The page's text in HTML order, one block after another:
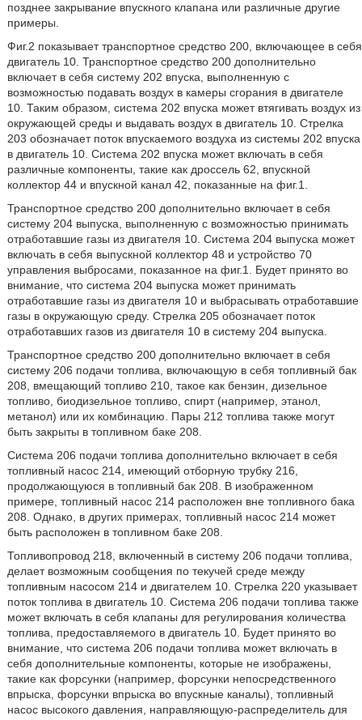
позднее закрывание впускного клапана или различные другие
примеры.
Фиг.2 показывает транспортное средство 200, включающее в себя
двигатель 10. Транспортное средство 200 дополнительно
включает в себя систему 202 впуска, выполненную с
возможностью подавать воздух в камеры сгорания в двигателе
10. Таким образом, система 202 впуска может втягивать воздух из
окружающей среды и выдавать воздух в двигатель 10. Стрелка
203 обозначает поток впускаемого воздуха из системы 202 впуска
в двигатель 10. Система 202 впуска может включать в себя
различные компоненты, такие как дроссель 62, впускной
коллектор 44 и впускной канал 42, показанные на фиг.1.
Транспортное средство 200 дополнительно включает в себя
систему 204 выпуска, выполненную с возможностью принимать
отработавшие газы из двигателя 10. Система 204 выпуска может
включать в себя выпускной коллектор 48 и устройство 70
управления выбросами, показанное на фиг.1. Будет принято во
внимание, что система 204 выпуска может принимать
отработавшие газы из двигателя 10 и выбрасывать отработавшие
газы в окружающую среду. Стрелка 205 обозначает поток
отработавших газов из двигателя 10 в систему 204 выпуска.
Транспортное средство 200 дополнительно включает в себя
систему 206 подачи топлива, включающую в себя топливный бак
208, вмещающий топливо 210, такое как бензин, дизельное
топливо, биодизельное топливо, спирт (например, этанол,
метанол) или их комбинацию. Пары 212 топлива также могут
быть закрыты в топливном баке 208.
Система 206 подачи топлива дополнительно включает в себя
топливный насос 214, имеющий отборную трубку 216,
продолжающуюся в топливный бак 208. В изображенном
примере, топливный насос 214 расположен вне топливного бака
208. Однако, в других примерах, топливный насос 214 может
быть расположен в топливном баке 208.
Топливопровод 218, включенный в систему 206 подачи топлива,
делает возможным сообщения по текучей среде между
топливным насосом 214 и двигателем 10. Стрелка 220 указывает
поток топлива в двигатель 10. Система 206 подачи топлива также
может включать в себя клапаны для регулирования количества
топлива, предоставляемого в двигатель 10. Будет принято во
внимание, что система 206 подачи топлива может включать в
себя дополнительные компоненты, которые не изображены,
такие как форсунки (например, форсунки непосредственного
впрыска, форсунки впрыска во впускные каналы), топливный
насос высокого давления, направляющую-распределитель для